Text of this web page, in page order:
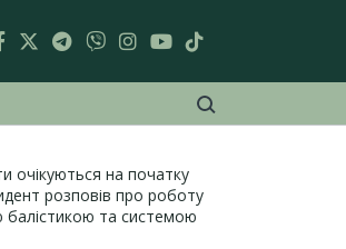
очікуються на початку
розповів про роботу
балістикою та системою